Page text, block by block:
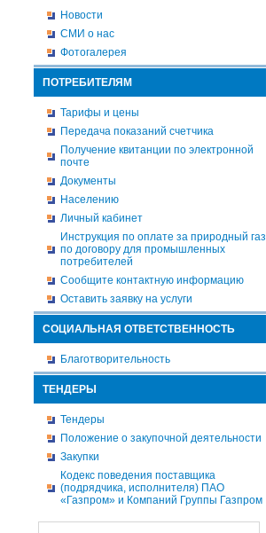
Новости
СМИ о нас
Фотогалерея
ПОТРЕБИТЕЛЯМ
Тарифы и цены
Передача показаний счетчика
Получение квитанции по электронной
почте
Документы
Населению
Личный кабинет
Инструкция по оплате за природный газ
по договору для промышленных
потребителей
Сообщите контактную информацию
Оставить заявку на услуги
СОЦИАЛЬНАЯ ОТВЕТСТВЕННОСТЬ
Благотворительность
ТЕНДЕРЫ
Тендеры
Положение о закупочной деятельности
Закупки
Кодекс поведения поставщика
(подрядчика, исполнителя) ПАО
«Газпром» и Компаний Группы Газпром